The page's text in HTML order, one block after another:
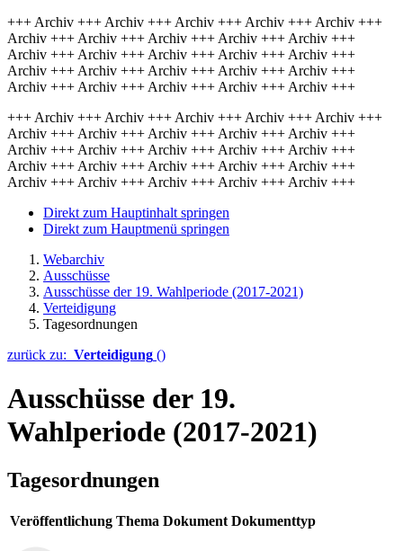
+++ Archiv +++ Archiv +++ Archiv +++ Archiv +++ Archiv +++
Archiv +++ Archiv +++ Archiv +++ Archiv +++ Archiv +++
Archiv +++ Archiv +++ Archiv +++ Archiv +++ Archiv +++
Archiv +++ Archiv +++ Archiv +++ Archiv +++ Archiv +++
Archiv +++ Archiv +++ Archiv +++ Archiv +++ Archiv +++
+++ Archiv +++ Archiv +++ Archiv +++ Archiv +++ Archiv +++
Archiv +++ Archiv +++ Archiv +++ Archiv +++ Archiv +++
Archiv +++ Archiv +++ Archiv +++ Archiv +++ Archiv +++
Archiv +++ Archiv +++ Archiv +++ Archiv +++ Archiv +++
Archiv +++ Archiv +++ Archiv +++ Archiv +++ Archiv +++
Direkt zum Hauptinhalt springen
Direkt zum Hauptmenü springen
Webarchiv
Ausschüsse
Ausschüsse der 19. Wahlperiode (2017-2021)
Verteidigung
Tagesordnungen
zurück zu: Verteidigung ()
Ausschüsse der 19.
Wahlperiode (2017-2021)
Tagesordnungen
Veröffentlichung Thema Dokument Dokumenttyp